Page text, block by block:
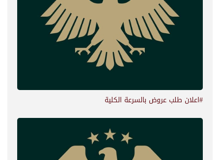
#اعلان طلب عروض بالسرعة الكلية